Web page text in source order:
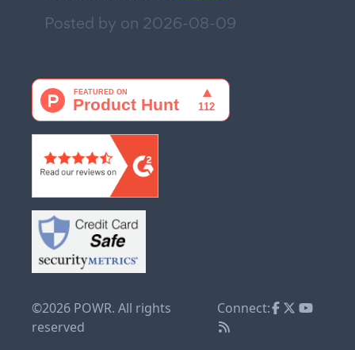
Posted by on 2026-08-09
©2026 POWR. All rights
reserved
Connect: